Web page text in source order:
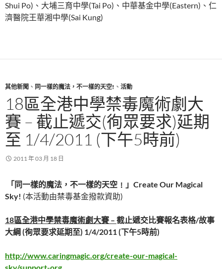
Shui Po)、大埔三育中學(Tai Po)、中華基金中學(Eastern)、仁
濟醫院王華湘中學(Sai Kung)
其他新聞 、 同一樣的魔法，不一樣的天空! 、 活動
18區全港中學禁毒魔術劇大
賽 – 截止遞交(徇眾要求)延期
至 1/4/2011 (下午5時前)
2011 年 03 月 18 日
「同一樣的魔法，不一樣的天空﹗」 Create Our Magical
Sky! (本活動由禁毒基金撥款資助)
18區全港中學禁毒魔術劇大賽 – 截止遞交比賽報名表格/故事
大綱 (徇眾要求延期至) 1/4/2011 (下午5時前)
http://www.caringmagic.org/create-our-magical-